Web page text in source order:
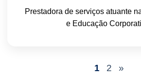
Prestadora de serviços atuante
e Educação
1 2 »